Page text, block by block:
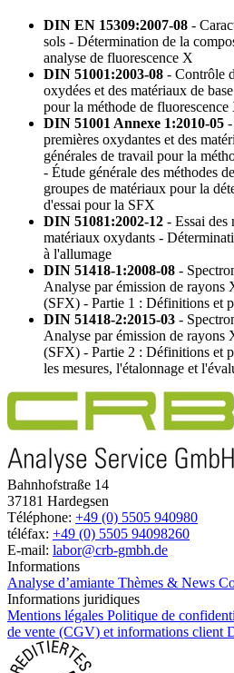
DIN EN 15309:2007-08 -
sols - Détermination de la
analyse de fluorescence X
DIN 51001:2003-08 - Contrôle
oxydées et des matériaux de
pour la méthode de
DIN 51001 Annexe 1:2010-05
premières oxydantes et des
générales de travail pour la
- Étude générale des méthodes
groupes de matériaux pour la
d'essai pour la SFX
DIN 51081:2002-12 - Essai des
matériaux oxydants -
à l'allumage
DIN 51418-1:2008-08 -
Analyse par émission de rayons
(SFX) - Partie 1 : Définitions et
DIN 51418-2:2015-03 -
Analyse par émission de rayons
(SFX) - Partie 2 : Définitions et
les mesures, l'étalonnage et
Bahnhofstraße 14
37181 Hardegsen
Téléphone: +49 (0) 5505 940980
téléfax: +49 (0) 5505 94098260
E-mail: labor@crb-gmbh.de
Informations
Analyse d’amiante Thèmes & News
Informations juridiques
Mentions légales Politique de
de vente (CGV) et informations client